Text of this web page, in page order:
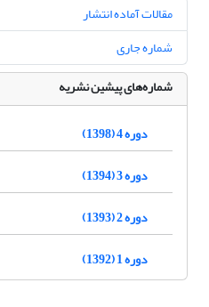
مقالات آماده انتشار
شماره جاری
شماره‌های پیشین نشریه
دوره 4 (1398)
دوره 3 (1394)
دوره 2 (1393)
دوره 1 (1392)